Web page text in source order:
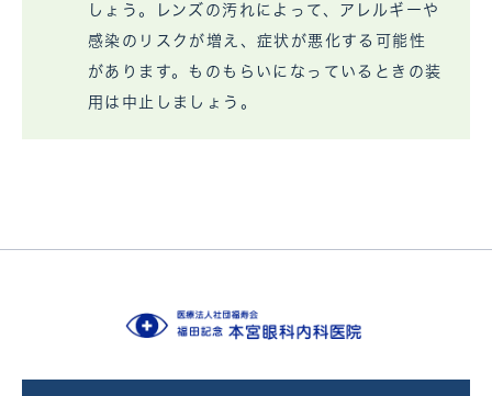
しょう。レンズの汚れによって、アレルギーや
感染のリスクが増え、症状が悪化する可能性
があります。ものもらいになっているときの装
用は中止しましょう。